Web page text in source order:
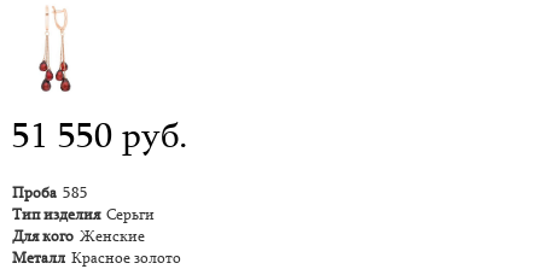
51 550 руб.
Проба 585
Тип изделия Серьги
Для кого Женские
Металл Красное золото